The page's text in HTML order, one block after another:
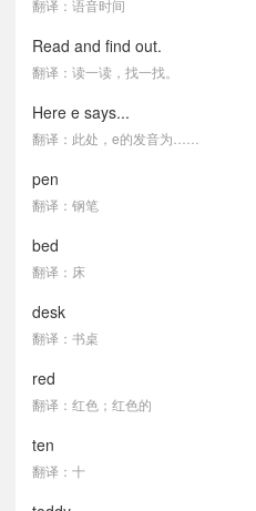
翻译：语音时间
Read and find out.
翻译：读一读，找一找。
Here e says...
翻译：此处，e的发音为……
pen
翻译：钢笔
bed
翻译：床
desk
翻译：书桌
red
翻译：红色；红色的
ten
翻译：十